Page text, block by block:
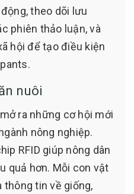
theo dõi lưu
phiên thảo luận, và
hội để tạo điều kiện
nuôi
ra những cơ hội mới
nông nghiệp.
RFID giúp nông dân
quả hơn. Mỗi con vật
thông tin về giống,